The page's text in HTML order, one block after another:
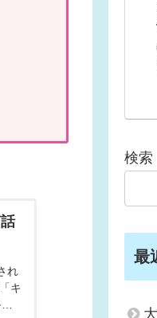
れ
キ
検索
最